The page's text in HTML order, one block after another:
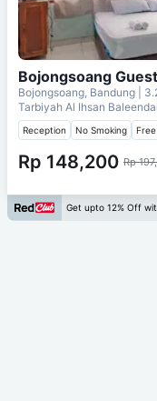
Bojongsoang
Bojongsoang, Bandung |
Tarbiyah Al Ihsan
Reception No Smoking
Rp 148,200 Rp
Get upto 12% Off